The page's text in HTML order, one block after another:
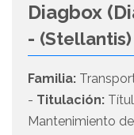
Diagbox
- (Stellantis)
Familia:
- Titulación:
Mantenimiento